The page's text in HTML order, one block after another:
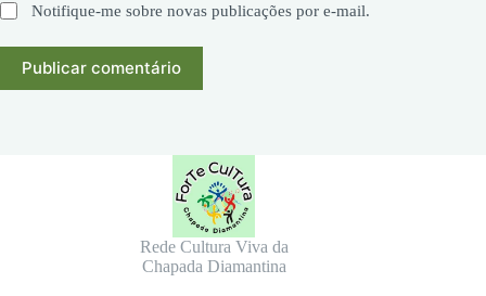
Notifique-me sobre novas publicações por e-mail.
Publicar comentário
Rede Cultura Viva da
Chapada Diamantina